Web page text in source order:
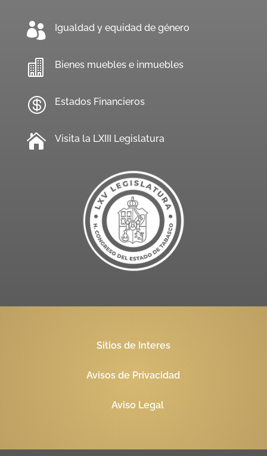
 Igualdad y equidad de género
 Bienes muebles e inmuebles
 Estados Financieros
 Visita la LXIII Legislatura
Sitios de Interes
Avisos de Privacidad
Aviso Legal